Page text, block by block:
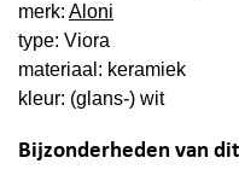
merk: Aloni
type: Viora
materiaal: keramiek
kleur: (glans-) wit
Bijzonderheden van dit